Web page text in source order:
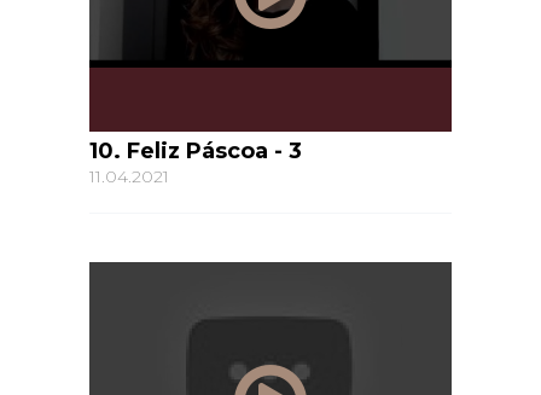
10. Feliz Páscoa - 3
11.04.2021